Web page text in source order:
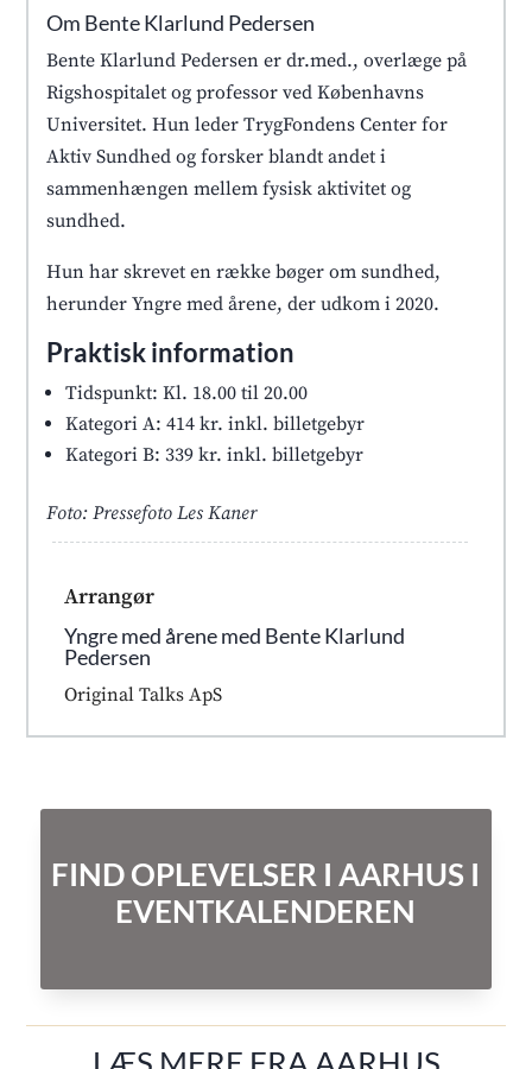
Om Bente Klarlund Pedersen
Bente Klarlund Pedersen er dr.med., overlæge på
Rigshospitalet og professor ved Københavns
Universitet. Hun leder TrygFondens Center for
Aktiv Sundhed og forsker blandt andet i
sammenhængen mellem fysisk aktivitet og
sundhed.
Hun har skrevet en række bøger om sundhed,
herunder Yngre med årene, der udkom i 2020.
Praktisk information
Tidspunkt: Kl. 18.00 til 20.00
Kategori A: 414 kr. inkl. billetgebyr
Kategori B: 339 kr. inkl. billetgebyr
Foto: Pressefoto Les Kaner
Arrangør
Yngre med årene med Bente Klarlund
Pedersen
Original Talks ApS
FIND OPLEVELSER I AARHUS I
EVENTKALENDEREN